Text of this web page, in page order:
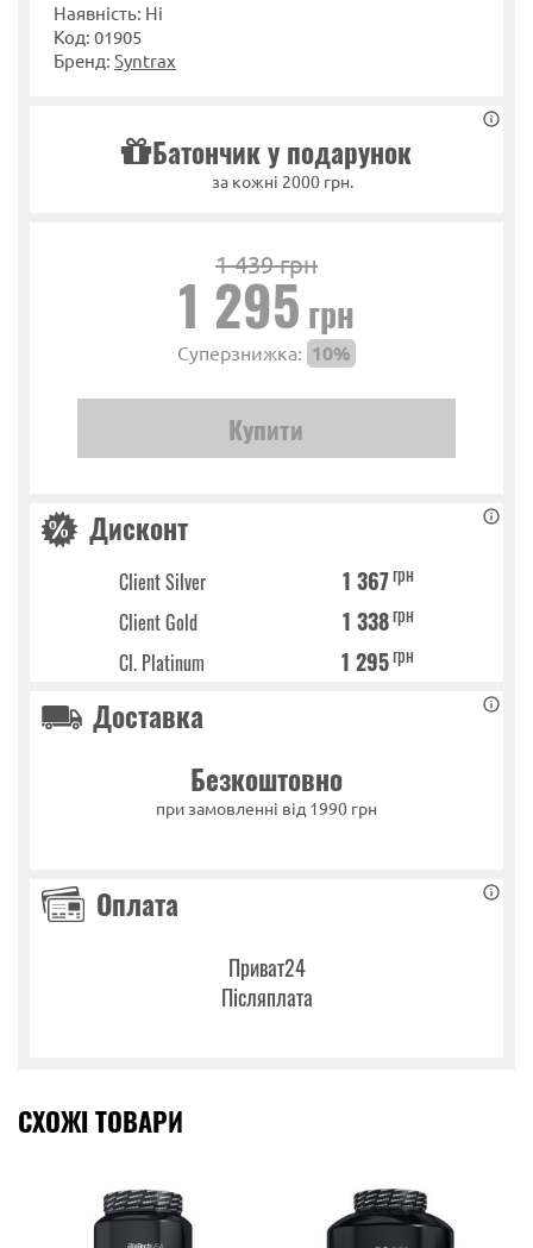
Дисконт
Client Silver 1 367грн
Client Gold 1 338грн
Cl. Platinum 1 295грн
Доставка
Безкоштовно
при замовленні від 1990 грн
Оплата
Приват24
Післяплата
Батончик у подарунок
за кожні 2000 грн.
1 439 грн
1 295 грн
Суперзнижка: 10%
Наявність: Ні
Код: 01905
Бренд: Syntrax
СХОЖІ ТОВАРИ